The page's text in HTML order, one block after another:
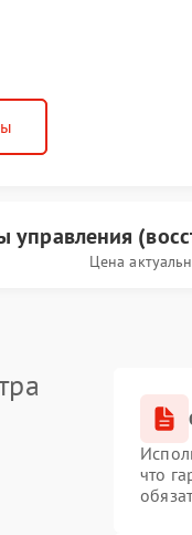
управления
Цена
что